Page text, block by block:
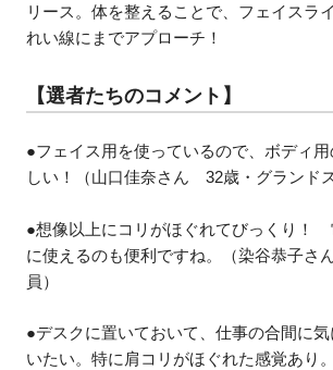
リース。体を整えることで、フェイスラ
れい線にまでアプローチ！
【選者たちのコメント】
●フェイス用を使っているので、ボディ
しい！（山口佳奈さん 32歳・グランドス
●想像以上にコリがほぐれてびっくり！
に使えるのも便利ですね。（染谷恭子さ
員）
●デスクに置いておいて、仕事の合間に
いたい。特に肩コリがほぐれた感覚あり